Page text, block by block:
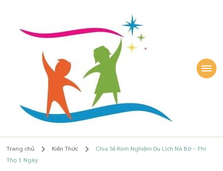
Lê Quỳnh Phương
Quỳnh Phương
Trang chủ Kiến Thức
Chia Sẻ Kinh Nghiệm Du Lịch Nà Bờ – Phí
Thọ 1 Ngày